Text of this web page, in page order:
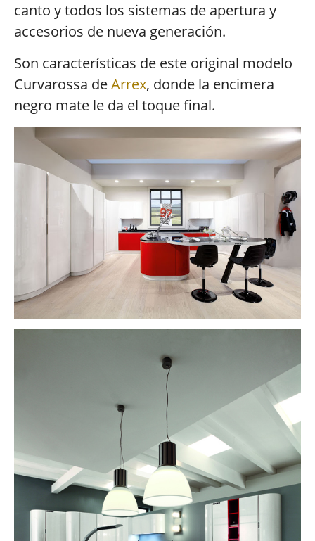
canto y todos los sistemas de apertura y
accesorios de nueva generación.
Son características de este original modelo
Curvarossa deArrex, donde la encimera
negro mate le da el toque final.